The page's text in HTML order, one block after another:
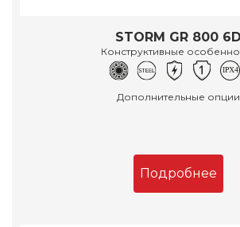
STORM GR 800 6D
Конструктивные
Дополнительные опции
Подробнее